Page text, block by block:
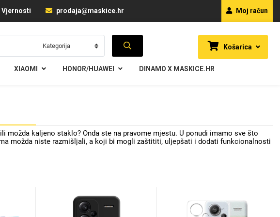
Vjernosti prodaja@maskice.hr Moj račun
Košarica
XIAOMI HONOR/HUAWEI DINAMO X MASKICE.HR
možda kaljeno staklo? Onda ste na pravome mjestu. U ponudi imamo sve što
možda niste razmišljali, a koji bi mogli zaštititi, uljepšati i dodati funkcionalnosti